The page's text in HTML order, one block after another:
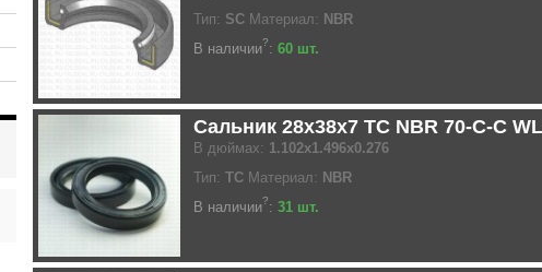
Тип: SC Материал: NBR
В наличии?: 60 шт.
Сальник 28x38x7 TC NBR 70-C-C
В дюймах: 1.102x1.496x0.276
Тип: TC Материал: NBR
В наличии?: 31 шт.